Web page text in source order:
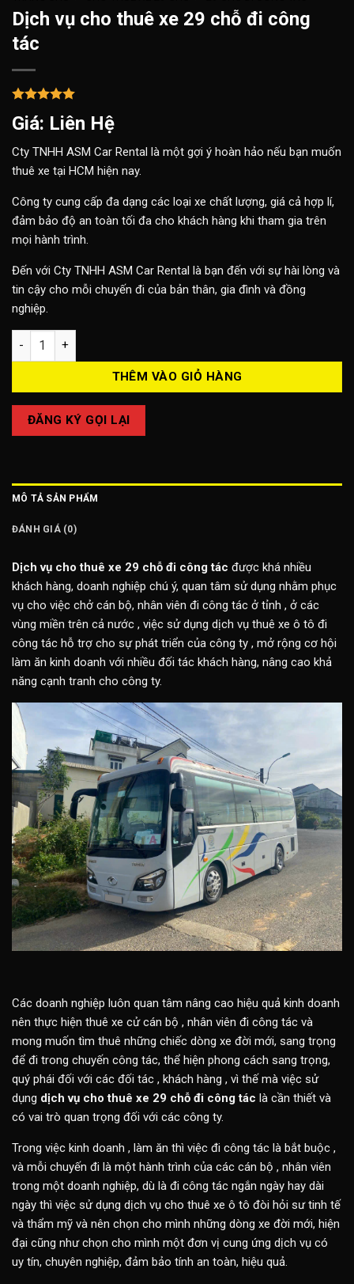
Dịch vụ cho thuê xe 29 chỗ đi công
tác
Giá: Liên Hệ
Cty TNHH ASM Car Rental là một gợi ý hoàn hảo nếu bạn muốn
thuê xe tại HCM hiện nay.
Công ty cung cấp đa dạng các loại xe chất lượng, giá cả hợp lí,
đảm bảo độ an toàn tối đa cho khách hàng khi tham gia trên
mọi hành trình.
Đến với Cty TNHH ASM Car Rental là bạn đến với sự hài lòng và
tin cậy cho mỗi chuyến đi của bản thân, gia đình và đồng
nghiệp.
Dịch vụ cho thuê xe 29 chỗ đi công tác số lượng
THÊM VÀO GIỎ HÀNG
ĐĂNG KÝ GỌI LẠI
MÔ TẢ SẢN PHẨM
ĐÁNH GIÁ (0)
Dịch vụ cho thuê xe 29 chỗ đi công tác được khá nhiều
khách hàng, doanh nghiệp chú ý, quan tâm sử dụng nhằm phục
vụ cho việc chở cán bộ, nhân viên đi công tác ở tỉnh , ở các
vùng miền trên cả nước , việc sử dụng dịch vụ thuê xe ô tô đi
công tác hỗ trợ cho sự phát triển của công ty , mở rộng cơ hội
làm ăn kinh doanh với nhiều đối tác khách hàng, nâng cao khả
năng cạnh tranh cho công ty.
Các doanh nghiệp luôn quan tâm nâng cao hiệu quả kinh doanh
nên thực hiện thuê xe cử cán bộ , nhân viên đi công tác và
mong muốn tìm thuê những chiếc dòng xe đời mới, sang trọng
để đi trong chuyến công tác, thể hiện phong cách sang trọng,
quý phái đối với các đối tác , khách hàng , vì thế mà việc sử
dụng dịch vụ cho thuê xe 29 chỗ đi công tác là cần thiết và
có vai trò quan trọng đối với các công ty.
Trong việc kinh doanh , làm ăn thì việc đi công tác là bắt buộc ,
và mỗi chuyến đi là một hành trình của các cán bộ , nhân viên
trong một doanh nghiệp, dù là đi công tác ngắn ngày hay dài
ngày thì việc sử dụng dịch vụ cho thuê xe ô tô đòi hỏi sư tinh tế
và thẩm mỹ và nên chọn cho mình những dòng xe đời mới, hiện
đại cũng như chọn cho mình một đơn vị cung ứng dịch vụ có
uy tín, chuyên nghiệp, đảm bảo tính an toàn, hiệu quả.